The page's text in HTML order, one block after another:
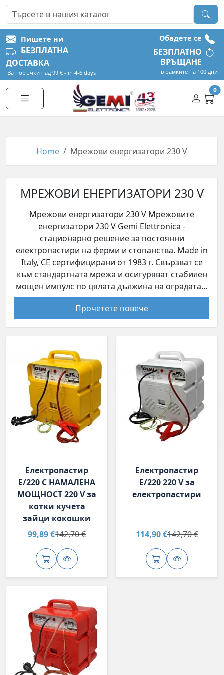
Пишете ни Обадете се
БЕЗПЛАТНА
ДОСТАВКА
За поръчки над 99 € - in 4-6 days
БЕЗПЛАТНО
ВРЪЩАНЕ
в рамките на 100 дни
0
Home Мрежови енергизатори 230 V
МРЕЖОВИ ЕНЕРГИЗАТОРИ 230 V
Мрежови енергизатори 230 V Мрежовите
енергизатори 230 V Gemi Elettronica -
стационарно решение за постоянни
електропастири на ферми и стопанства. Made in
Italy, CE сертифицирани от 1983 г. Свързват се
към стандартната мрежа и осигуряват стабилен
мощен импулс по цялата дължина на оградата…
Прочетете повече
Електропастир
E/220 С НАМАЛЕНА
МОЩНОСТ 220 V за
котки кучета
зайци кокошки
99,89 €142,70 €
Електропастир
E/220 220 V за
електропастири
114,90 €142,70 €